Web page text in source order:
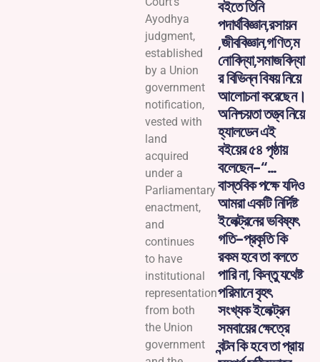
Ayodhya
judgment,
established
by a Union
government
notification,
vested with
land
acquired
under a
Parliamentary
enactment,
and
continues
to have
institutional
representation
from both
the Union
government
বইতে তিনি
পদার্থবিজ্ঞান,রসায়ন
,জীববিজ্ঞান,গণিত,ম
নোবিদ্যা,সমাজবিদ্যা
র বিভিন্ন বিষয় নিয়ে
আলোচনা করেছেন।
অনিশ্চয়তা তত্ত্ব নিয়ে
হ্যালডেন এই
বইয়ের ৫৪ পৃষ্ঠায়
বলেছেন-“…
বাস্তবিক পক্ষে যদিও
আমরা একটি নির্দিষ্ট
ইলেক্ট্রনের ভবিষ্যৎ
গতি-প্রকৃতি কি
রকম হবে তা বলতে
পারি না, কিন্তু যথেষ্ট
পরিমানে বৃহৎ
সংখ্যক ইলেক্ট্রন
সমবায়ের ক্ষেত্রে
বন্টন কি হবে তা প্রায়